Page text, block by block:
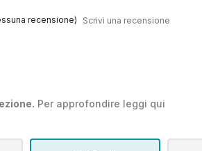
recensione) Scrivi una recensione
Per approfondire leggi qui